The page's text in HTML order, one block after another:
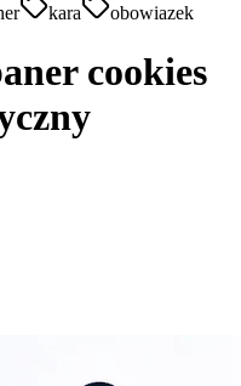
kara obowiazek
cookies